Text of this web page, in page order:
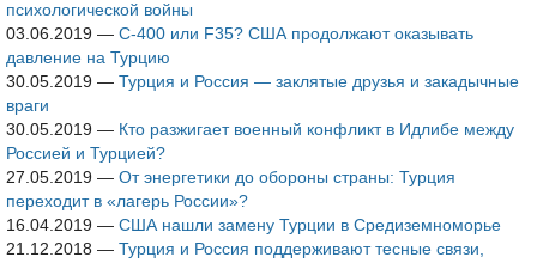
психологической войны
03.06.2019 — С-400 или F35? США продолжают оказывать
давление на Турцию
30.05.2019 — Турция и Россия — заклятые друзья и закадычные
враги
30.05.2019 — Кто разжигает военный конфликт в Идлибе между
Россией и Турцией?
27.05.2019 — От энергетики до обороны страны: Турция
переходит в «лагерь России»?
16.04.2019 — США нашли замену Турции в Средиземноморье
21.12.2018 — Турция и Россия поддерживают тесные связи,